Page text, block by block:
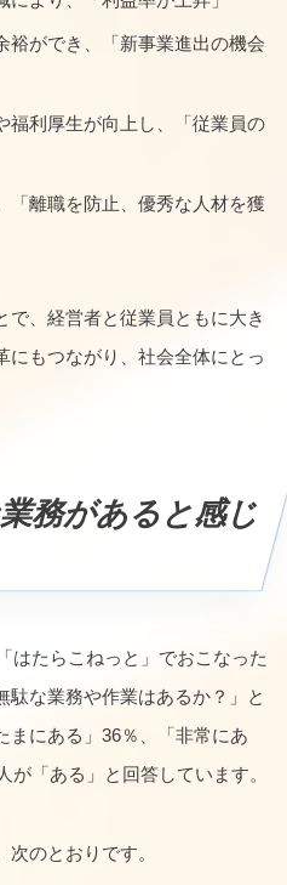
裕ができ、「新事業進出の機会
福利厚生が向上し、「従業員の
「離職を防止、優秀な人材を獲
で、経営者と従業員ともに大き
にもつながり、社会全体にとっ
務があると感じ
はたらこねっと」でおこなった
駄な業務や作業はあるか？」と
まにある」36％、「非常にあ
が「ある」と回答しています。
のとおりです。